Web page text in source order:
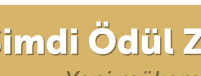
(0)
kaybolmaktadır.